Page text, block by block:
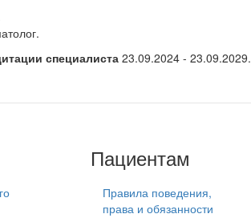
специалиста 23.09.2024 - 23.09.2029.
Пациентам
Правила поведения,
права и обязанности